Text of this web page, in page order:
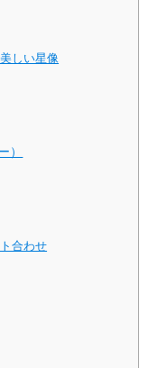
しい星像
合わせ